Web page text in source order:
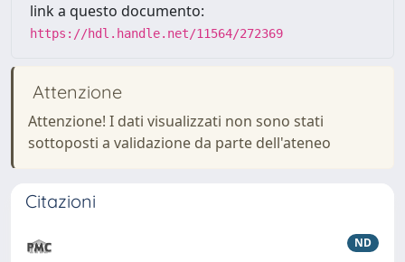
link a questo documento:
https://hdl.handle.net/11564/272369
Attenzione
Attenzione! I dati visualizzati non sono stati
sottoposti a validazione da parte dell'ateneo
Citazioni
ND